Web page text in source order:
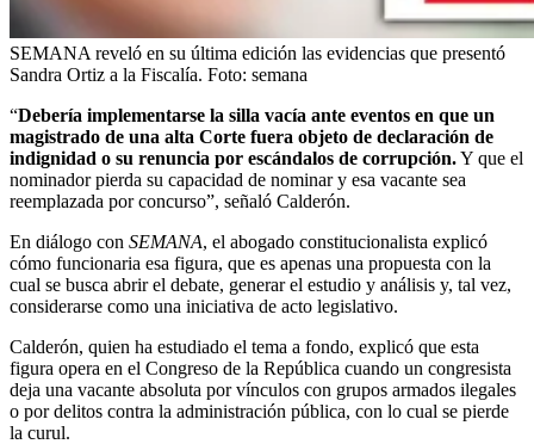
SEMANA reveló en su última edición las evidencias que presentó
Sandra Ortiz a la Fiscalía. Foto: semana
“Debería implementarse la silla vacía ante eventos en que un
magistrado de una alta Corte fuera objeto de declaración de
indignidad o su renuncia por escándalos de corrupción.Y que el
nominador pierda su capacidad de nominar y esa vacante sea
reemplazada por concurso”, señaló Calderón.
En diálogo con SEMANA, el abogado constitucionalista explicó
cómo funcionaria esa figura, que es apenas una propuesta con la
cual se busca abrir el debate, generar el estudio y análisis y, tal vez,
considerarse como una iniciativa de acto legislativo.
Calderón, quien ha estudiado el tema a fondo, explicó que esta
figura opera en el Congreso de la República cuando un congresista
deja una vacante absoluta por vínculos con grupos armados ilegales
o por delitos contra la administración pública, con lo cual se pierde
la curul.